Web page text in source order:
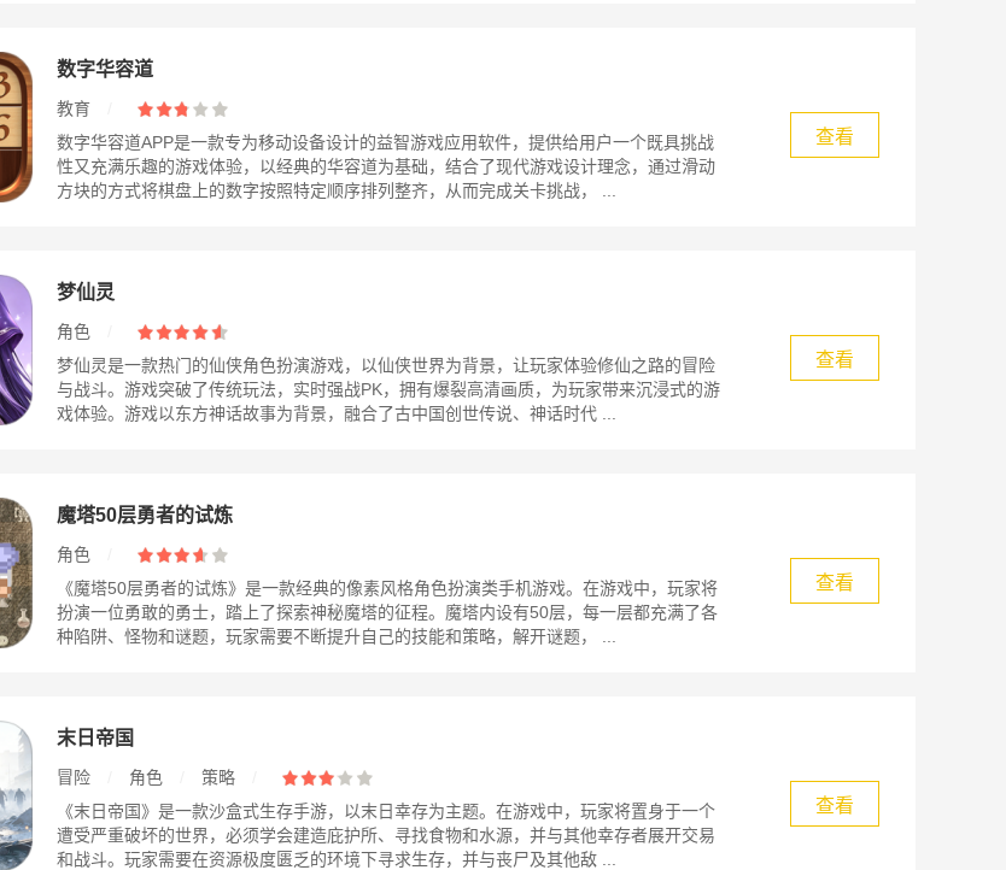
数字华容道
教育
数字华容道APP是一款专为移动设备设计的益智游戏应用软件，提供给用户一个既具挑战
性又充满乐趣的游戏体验，以经典的华容道为基础，结合了现代游戏设计理念，通过滑动
方块的方式将棋盘上的数字按照特定顺序排列整齐，从而完成关卡挑战， ...
查看
梦仙灵
角色
梦仙灵是一款热门的仙侠角色扮演游戏，以仙侠世界为背景，让玩家体验修仙之路的冒险
与战斗。游戏突破了传统玩法，实时强战PK，拥有爆裂高清画质，为玩家带来沉浸式的游
戏体验。游戏以东方神话故事为背景，融合了古中国创世传说、神话时代 ...
查看
魔塔50层勇者的试炼
角色
《魔塔50层勇者的试炼》是一款经典的像素风格角色扮演类手机游戏。在游戏中，玩家将
扮演一位勇敢的勇士，踏上了探索神秘魔塔的征程。魔塔内设有50层，每一层都充满了各
种陷阱、怪物和谜题，玩家需要不断提升自己的技能和策略，解开谜题， ...
查看
末日帝国
冒险 角色 策略
《末日帝国》是一款沙盒式生存手游，以末日幸存为主题。在游戏中，玩家将置身于一个
遭受严重破坏的世界，必须学会建造庇护所、寻找食物和水源，并与其他幸存者展开交易
和战斗。玩家需要在资源极度匮乏的环境下寻求生存，并与丧尸及其他敌 ...
查看